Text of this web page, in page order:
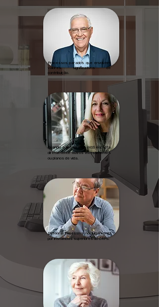
Processos parados que envolvem
valores significativos de
contribuição.
Quando a demora do INSS impacta
diretamente outros investimentos
ou planos de vida.
Demora excessiva no julgamento
por instâncias superiores do CRPS.